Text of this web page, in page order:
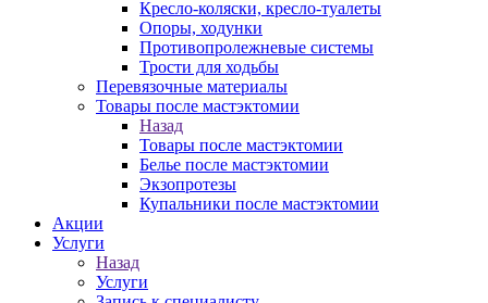
Кресло-коляски, кресло-туалеты
Опоры, ходунки
Противопролежневые системы
Трости для ходьбы
Перевязочные материалы
Товары после мастэктомии
Назад
Товары после мастэктомии
Белье после мастэктомии
Экзопротезы
Купальники после мастэктомии
Акции
Услуги
Назад
Услуги